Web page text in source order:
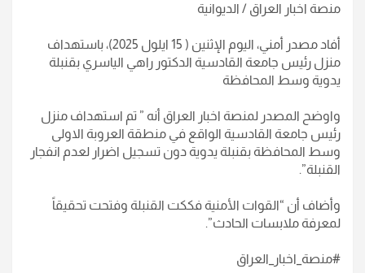
منصة اخبار العراق / الديوانية
أفاد مصدر أمني، اليوم الإثنين ( 15 ايلول 2025)، باستهداف
منزل رئيس جامعة القادسية الدكتور راهي الياسري بقنبلة
يدوية وسط المحافظة
واوضح المصدر لمنصة اخبار العراق أنه ” تم استهداف منزل
رئيس جامعة القادسية الواقع في منطقة العروبة الاولى
وسط المحافظة بقنبلة يدوية دون تسجيل اضرار لعدم انفجار
القنبلة”.
وأضاف أن “القوات الأمنية فككت القنبلة وفتحت تحقيقاً
لمعرفة ملابسات الحادث”.
#منصة_اخبار_العراق